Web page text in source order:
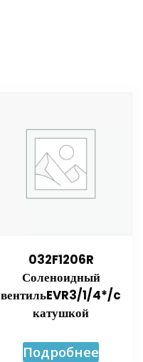
032F1206R
Соленоидный
вентильEVR3/1/4*/c
катушкой
Подробнее